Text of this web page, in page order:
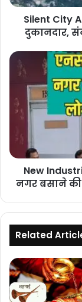
पर
संकरी
सड़कों
नहीं
बजाते
Silent City
दुकानदार,
New
Industrial
एनसीआर
औद्योगिक
नगर
की
को
मिलेगा
रोजगार
New
नगर बसाने की
Related